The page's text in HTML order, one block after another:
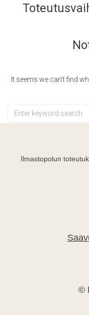
It seems we can’t find
Ilmastopolun
©